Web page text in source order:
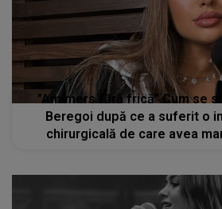
”Am mers fără frică” Cum se
Beregoi după ce a suferit o
chirurgicală de care avea